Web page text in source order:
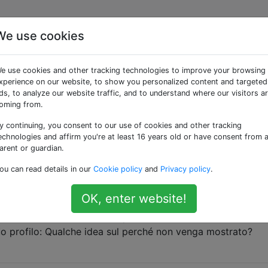
«profile»
mio profilo Facebook ma sono ancora vivo!
commemorare il profilo Facebook di qualcuno. Sono
dopo aver inserito il mio nome utente e password validi
account si trova in uno stato commemorativo
il Centro assistenza …
non viene visualizzata sul mio profilo
ieri) è visibile nelle impostazioni del mio account: ma
profilo: Qualche idea sul perché non venga mostrato?
use cookies
use cookies and other tracking technologies to improve your browsing
on our website, to show you personalized content and targeted
to analyze our website traffic, and to understand where our visitors
from.
continuing, you consent to our use of cookies and other tracking
and affirm you're at least 16 years old or have consent from a
or guardian.
can read details in our Cookie policy and Privacy policy.
OK, enter website!